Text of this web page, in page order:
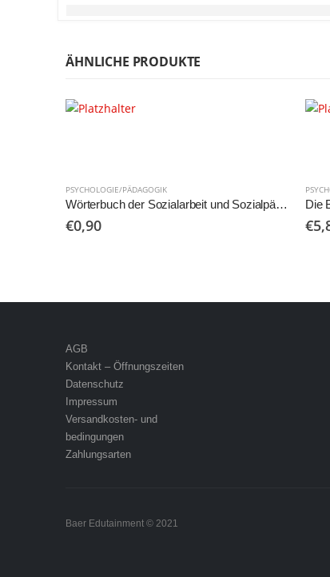
ÄHNLICHE PRODUKTE
PSYCHOLOGIE/PÄDAGOGIK
Wörterbuch der Sozialarbeit und Sozialpädagogik
€0,90
Die
€
AGB
Kontakt – Öffnungszeiten
Datenschutz
Impressum
Versandkosten- und
bedingungen
Zahlungsarten
Baer Edutainment © 2021